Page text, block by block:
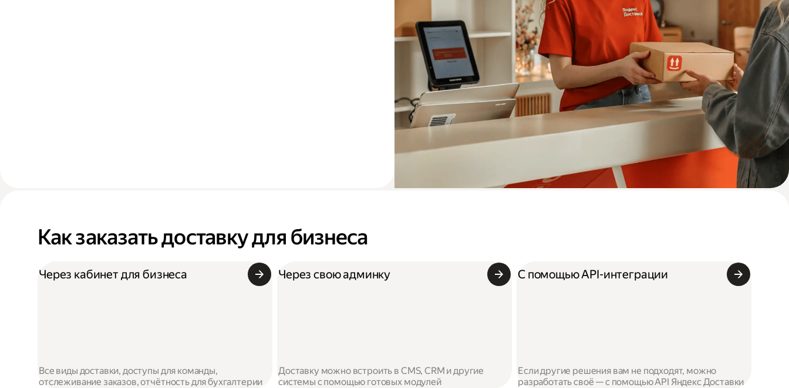
Как заказать доставку для бизнеса
Через кабинет для бизнеса
Все виды доставки, доступы для команды,
отслеживание заказов, отчётность для бухгалтерии
Через свою админку
Доставку можно встроить в CMS, CRM и другие
системы с помощью готовых модулей
С помощью API-интеграции
Если другие решения вам не подходят, можно
разработать своё — с помощью API Яндекс Доставки